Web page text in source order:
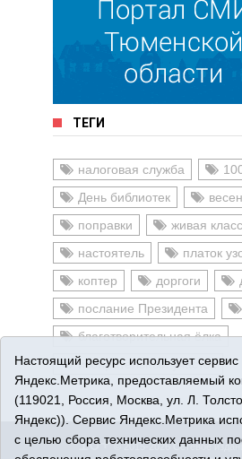
ТЕГИ
налоговая служба
День библиотек
поправки
живая
настоятель
платок
коптер
доргоги
послание Президента
благотворительная ёлка
избирательный участок
16+© 2015-2026 Сетевое
Настоящий ресурс использует сервис
Яндекс.Метрика, предоставляемый
(119021, Россия, Москва, ул. Л.
Яндекс)). Сервис Яндекс.Метрика
с целью сбора технических данных